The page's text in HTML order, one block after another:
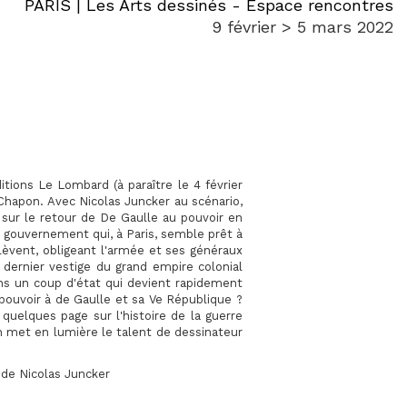
PARIS | Les Arts dessinés - Espace rencontres
9 février > 5 mars 2022
Le Lombard (à paraître le 4 février
Avec Nicolas Juncker au scénario,
le retour de De Gaulle au pouvoir en
qui, à Paris, semble prêt à
obligeant l'armée et ses généraux
vestige du grand empire colonial
un coup d'état qui devient rapidement
à de Gaulle et sa Ve République ?
page sur l'histoire de la guerre
met en lumière le talent de dessinateur
Nicolas Juncker